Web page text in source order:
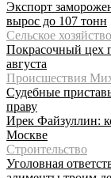
Экспорт
вырос до 107 тонн
Сельское хозяйство
Покрасочный цех
августа
Происшествия
Судебные
праву
Ирек Файзуллин:
Москве
Строительство
Уголовная